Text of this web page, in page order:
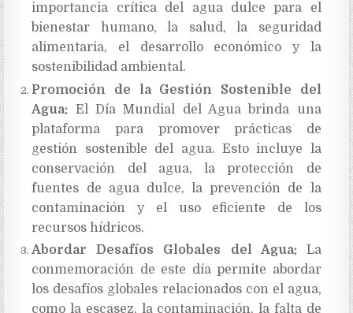
importancia crítica del agua dulce para el
bienestar humano, la salud, la seguridad
alimentaria, el desarrollo económico y la
sostenibilidad ambiental.
Promoción de la Gestión Sostenible del
Agua: El Día Mundial del Agua brinda una
plataforma para promover prácticas de
gestión sostenible del agua. Esto incluye la
conservación del agua, la protección de
fuentes de agua dulce, la prevención de la
contaminación y el uso eficiente de los
recursos hídricos.
Abordar Desafíos Globales del Agua: La
conmemoración de este día permite abordar
los desafíos globales relacionados con el agua,
como la escasez, la contaminación, la falta de